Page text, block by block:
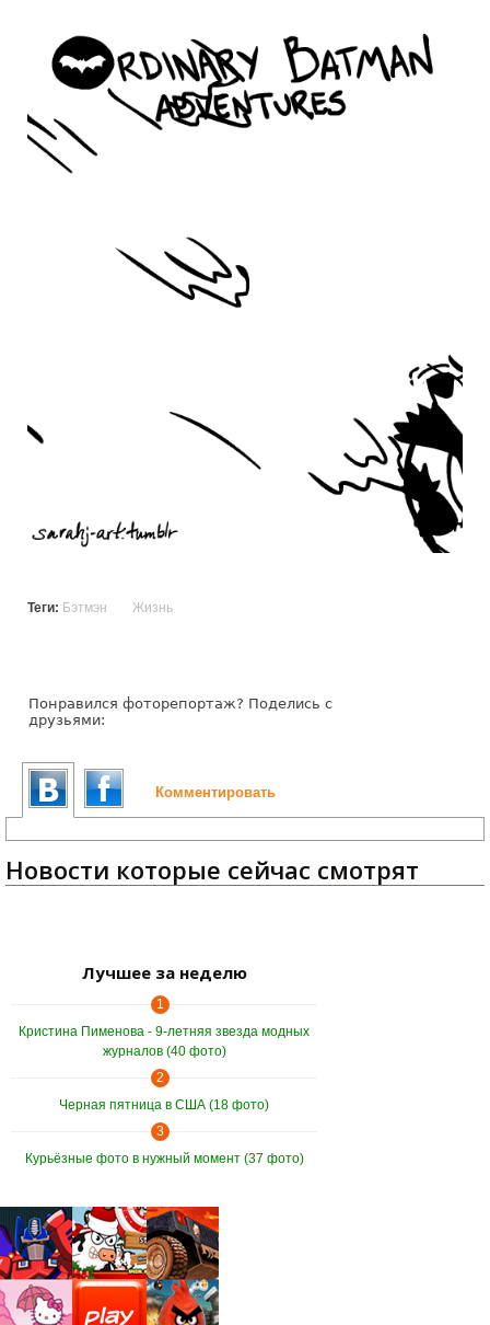
Теги: Бэтмэн Жизнь
Понравился фоторепортаж? Поделись с
друзьями:
Комментировать
Новости которые сейчас смотрят
Лучшее за неделю
1
Кристина Пименова - 9-летняя звезда модных
журналов (40 фото)
2
Черная пятница в США (18 фото)
3
Курьёзные фото в нужный момент (37 фото)